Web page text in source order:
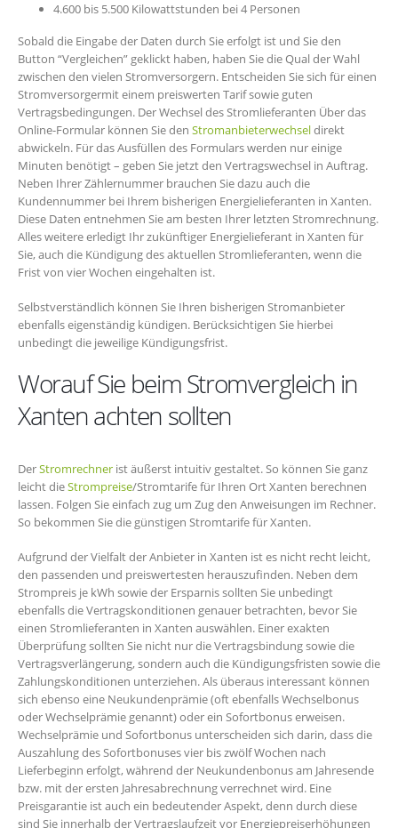
4.600 bis 5.500 Kilowattstunden bei 4 Personen
Sobald die Eingabe der Daten durch Sie erfolgt ist und Sie den
Button “Vergleichen” geklickt haben, haben Sie die Qual der Wahl
zwischen den vielen Stromversorgern. Entscheiden Sie sich für einen
Stromversorgermit einem preiswerten Tarif sowie guten
Vertragsbedingungen. Der Wechsel des Stromlieferanten Über das
Online-Formular können Sie den Stromanbieterwechseldirekt
abwickeln. Für das Ausfüllen des Formulars werden nur einige
Minuten benötigt – geben Sie jetzt den Vertragswechsel in Auftrag.
Neben Ihrer Zählernummer brauchen Sie dazu auch die
Kundennummer bei Ihrem bisherigen Energielieferanten in Xanten.
Diese Daten entnehmen Sie am besten Ihrer letzten Stromrechnung.
Alles weitere erledigt Ihr zukünftiger Energielieferant in Xanten für
Sie, auch die Kündigung des aktuellen Stromlieferanten, wenn die
Frist von vier Wochen eingehalten ist.
Selbstverständlich können Sie Ihren bisherigen Stromanbieter
ebenfalls eigenständig kündigen. Berücksichtigen Sie hierbei
unbedingt die jeweilige Kündigungsfrist.
Worauf Sie beim Stromvergleich in
Xanten achten sollten
DerStromrechner ist äußerst intuitiv gestaltet. So können Sie ganz
leicht dieStrompreise/Stromtarife für Ihren Ort Xanten berechnen
lassen. Folgen Sie einfach zug um Zug den Anweisungen im Rechner.
So bekommen Sie die günstigen Stromtarife für Xanten.
Aufgrund der Vielfalt der Anbieter in Xanten ist es nicht recht leicht,
den passenden und preiswertesten herauszufinden. Neben dem
Strompreis je kWh sowie der Ersparnis sollten Sie unbedingt
ebenfalls die Vertragskonditionen genauer betrachten, bevor Sie
einen Stromlieferanten in Xanten auswählen. Einer exakten
Überprüfung sollten Sie nicht nur die Vertragsbindung sowie die
Vertragsverlängerung, sondern auch die Kündigungsfristen sowie die
Zahlungskonditionen unterziehen. Als überaus interessant können
sich ebenso eine Neukundenprämie (oft ebenfalls Wechselbonus
oder Wechselprämie genannt) oder ein Sofortbonus erweisen.
Wechselprämie und Sofortbonus unterscheiden sich darin, dass die
Auszahlung des Sofortbonuses vier bis zwölf Wochen nach
Lieferbeginn erfolgt, während der Neukundenbonus am Jahresende
bzw. mit der ersten Jahresabrechnung verrechnet wird. Eine
Preisgarantie ist auch ein bedeutender Aspekt, denn durch diese
sind Sie innerhalb der Vertragslaufzeit vor Energiepreiserhöhungen